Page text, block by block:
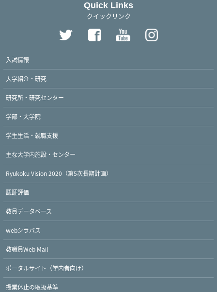
Quick Links
クイックリンク
入試情報
大学紹介・研究
研究所・研究センター
学部・大学院
学生生活・就職支援
主な大学内施設・センター
Ryukoku Vision 2020（第5次長期計画）
認証評価
教員データベース
webシラバス
教職員Web Mail
ポータルサイト（学内者向け）
授業休止の取扱基準